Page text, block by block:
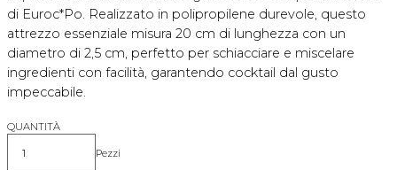
di Euroc*Po. Realizzato in polipropilene durevole, questo
attrezzo essenziale misura 20 cm di lunghezza con un
diametro di 2,5 cm, perfetto per schiacciare e miscelare
ingredienti con facilità, garantendo cocktail dal gusto
impeccabile.
QUANTITÀ
Quantità Pezzi